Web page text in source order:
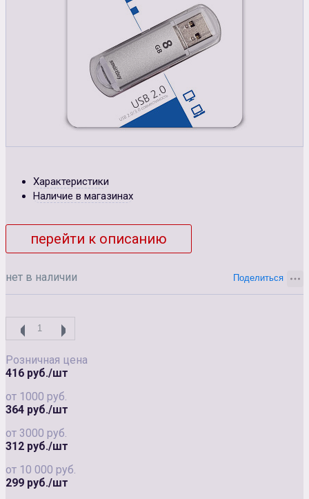
Характеристики
Наличие в магазинах
перейти к описанию
нет в наличии
Розничная цена
416 руб./шт
от 1000 руб.
364 руб./шт
от 3000 руб.
312 руб./шт
от 10 000 руб.
299 руб./шт